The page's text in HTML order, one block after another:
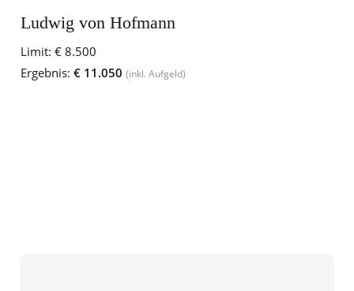
Ludwig von Hofmann
Limit: € 8.500
Ergebnis: € 11.050 (inkl. Aufgeld)